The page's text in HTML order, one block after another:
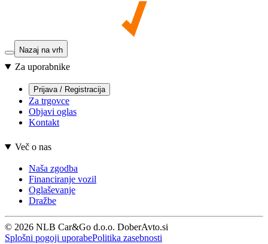
Nazaj na vrh
Za uporabnike
Prijava / Registracija
Za trgovce
Objavi oglas
Kontakt
Več o nas
Naša zgodba
Financiranje vozil
Oglaševanje
Dražbe
© 2026 NLB Car&Go d.o.o. DoberAvto.si
Splošni pogoji uporabePolitika zasebnosti